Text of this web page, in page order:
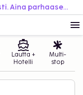
Varaa helposti. Matkusta joustavasti. Aina parhaaseen hintaan.
Lautta +
Hotelli
Multi-
stop